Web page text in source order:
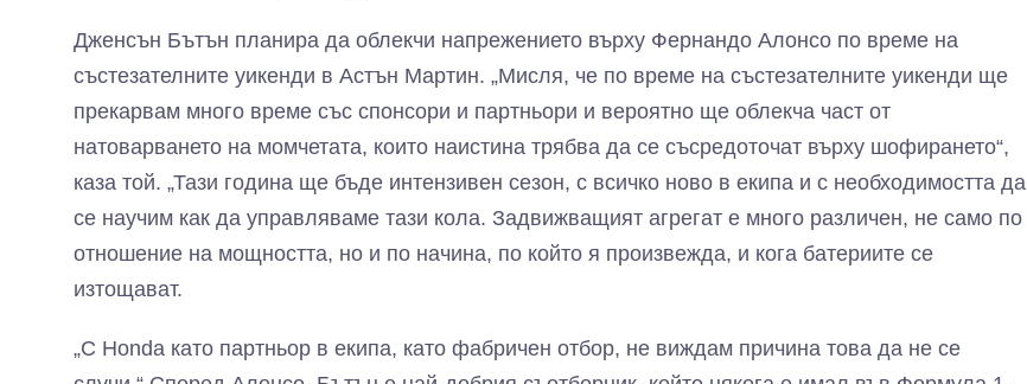
Дженсън Бътън планира да облекчи напрежението върху Фернандо Алонсо по време на
състезателните уикенди в Астън Мартин. „Мисля, че по време на състезателните уикенди ще
прекарвам много време със спонсори и партньори и вероятно ще облекча част от
натоварването на момчетата, които наистина трябва да се съсредоточат върху шофирането“,
каза той. „Тази година ще бъде интензивен сезон, с всичко ново в екипа и с необходимостта да
се научим как да управляваме тази кола. Задвижващият агрегат е много различен, не само по
отношение на мощността, но и по начина, по който я произвежда, и кога батериите се
изтощават.
„С Honda като партньор в екипа, като фабричен отбор, не виждам причина това да не се